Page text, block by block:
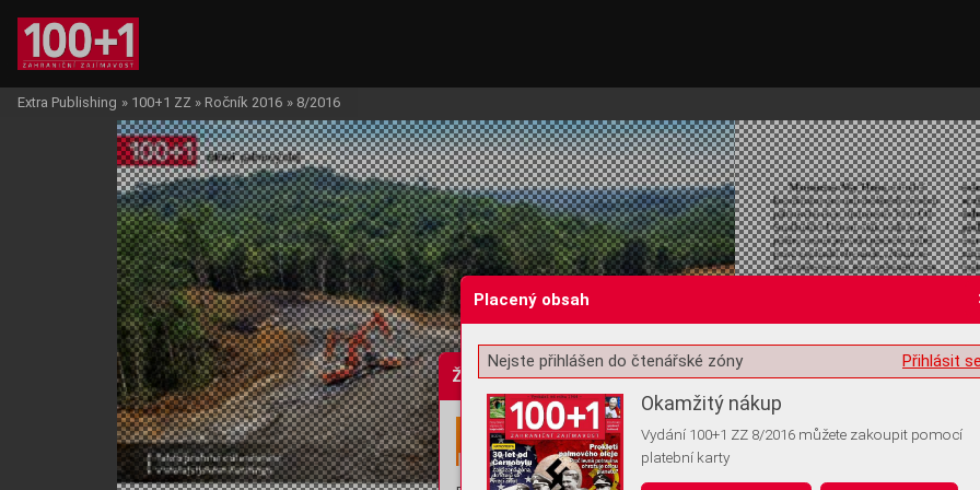
Žádost o souhlas s ukládáním volitelných informací
Extra Publishing » 100+1 ZZ » Ročník 2016 » 8/2016
Placený obsah
Přihlásit
Nejste přihlášen do čtenářské zóny
Okamžitý nákup
Vydání 100+1 ZZ 8/2016 můžete zakoupit pomocí
platební karty